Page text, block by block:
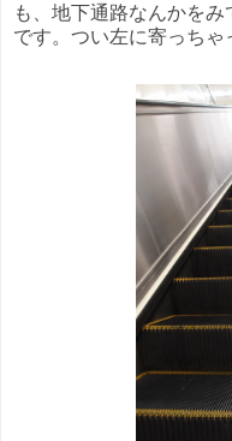
も、地下通路なんかを
です。つい左に寄っちゃ